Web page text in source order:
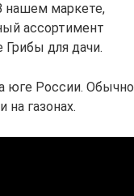
нашем маркете,
ассортимент
Грибы для дачи.
юге России. Обычно
на газонах.